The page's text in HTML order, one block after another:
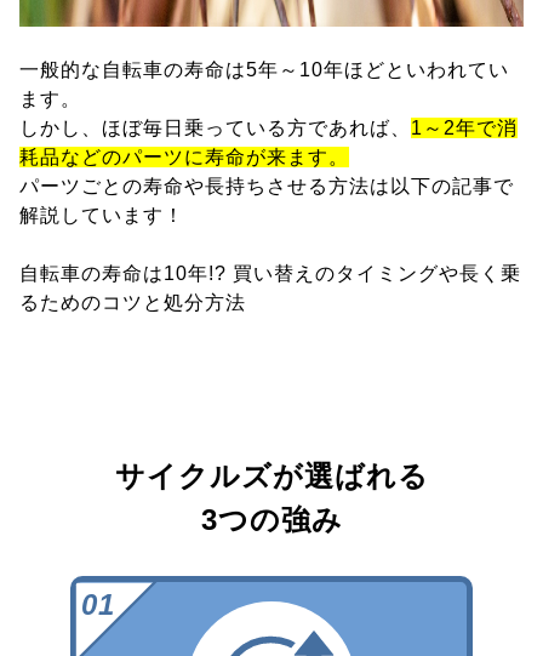
一般的な自転車の寿命は5年～10年ほどといわれてい
ます。
しかし、ほぼ毎日乗っている方であれば、 1～2年で消
耗品などのパーツに寿命が来ます。
パーツごとの寿命や長持ちさせる方法は以下の記事で
解説しています！
自転車の寿命は10年!? 買い替えのタイミングや長く乗
るためのコツと処分方法
サイクルズが選ばれる
3つの強み